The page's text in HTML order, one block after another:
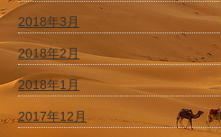
2018年3月
2018年2月
2018年1月
2017年12月